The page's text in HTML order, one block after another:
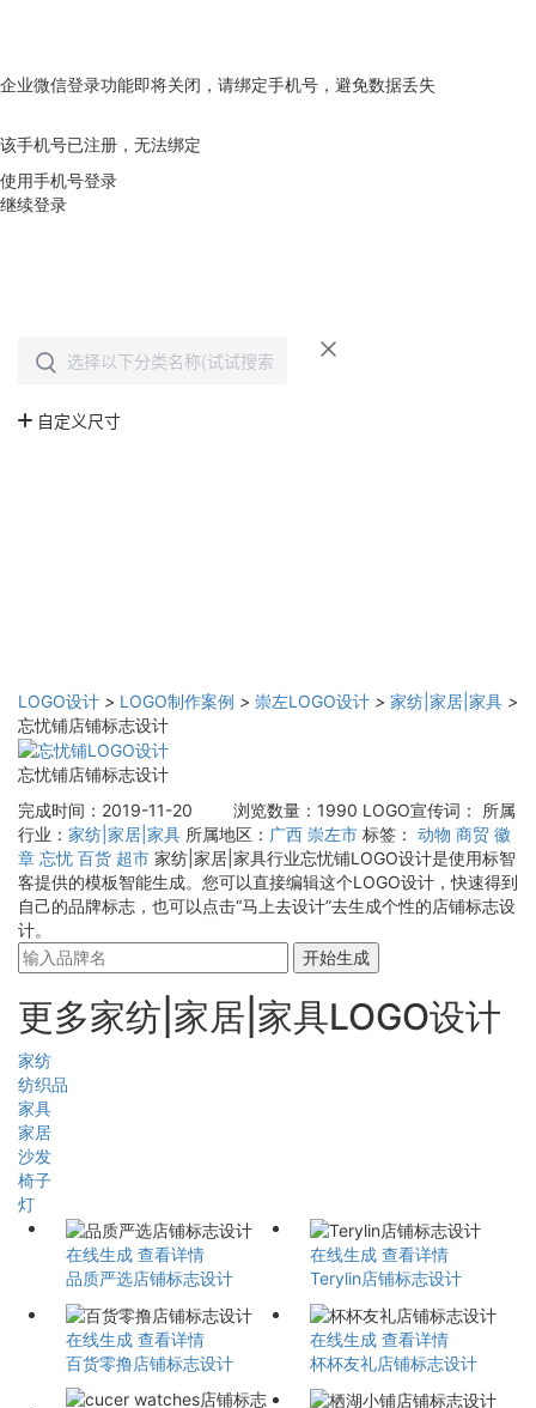
企业微信登录功能即将关闭，请绑定手机号，避免数据丢失
该手机号已注册，无法绑定
使用手机号登录
继续登录
LOGO设计 > LOGO制作案例 > 崇左LOGO设计 > 家纺|家居|家具 >
忘忧铺店铺标志设计
忘忧铺店铺标志设计
完成时间：2019-11-20
浏览数量：1990 LOGO宣传词：
所属
行业： 家纺|家居|家具 所属地区： 广西 崇左市 标签： 动物 商贸 徽
章 忘忧 百货 超市 家纺|家居|家具行业忘忧铺LOGO设计是使用标智
客提供的模板智能生成。您可以直接编辑这个LOGO设计，快速得到
自己的品牌标志，也可以点击“马上去设计”去生成个性的店铺标志设
计。
开始生成
更多家纺|家居|家具LOGO设计
家纺
纺织品
家具
家居
沙发
椅子
灯
在线生成 查看详情
品质严选店铺标志设计
在线生成 查看详情
Terylin店铺标志设计
在线生成 查看详情
百货零撸店铺标志设计
在线生成 查看详情
杯杯友礼店铺标志设计